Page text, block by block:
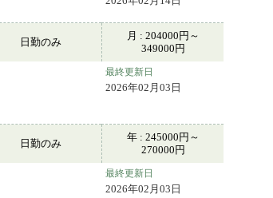
日勤のみ
月 : 204000円～
349000円
最終更新日
2026年02月03日
日勤のみ
年 : 245000円～
270000円
最終更新日
2026年02月03日